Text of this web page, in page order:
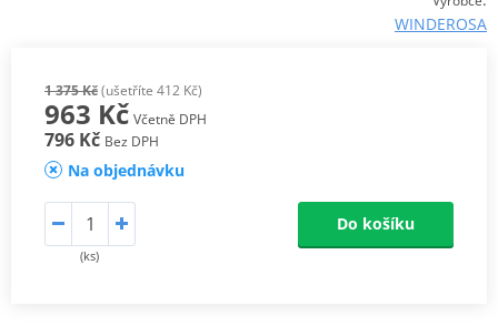
WINDEROSA
1 375 Kč(ušetříte 412 Kč)
963 Kč Včetně DPH
796 Kč Bez DPH
Na objednávku
(ks)
Do košíku